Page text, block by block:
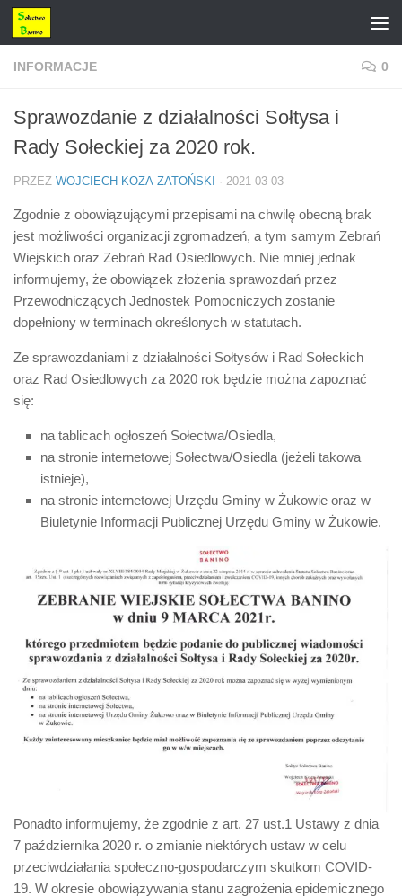
Przejdź do treści
INFORMACJE 0
Sprawozdanie z działalności Sołtysa i
Rady Sołeckiej za 2020 rok.
PRZEZ WOJCIECH KOZA-ZATOŃSKI · 2021-03-03
Zgodnie z obowiązującymi przepisami na chwilę obecną brak
jest możliwości organizacji zgromadzeń, a tym samym Zebrań
Wiejskich oraz Zebrań Rad Osiedlowych. Nie mniej jednak
informujemy, że obowiązek złożenia sprawozdań przez
Przewodniczących Jednostek Pomocniczych zostanie
dopełniony w terminach określonych w statutach.
Ze sprawozdaniami z działalności Sołtysów i Rad Sołeckich
oraz Rad Osiedlowych za 2020 rok będzie można zapoznać
się:
na tablicach ogłoszeń Sołectwa/Osiedla,
na stronie internetowej Sołectwa/Osiedla (jeżeli takowa
istnieje),
na stronie internetowej Urzędu Gminy w Żukowie oraz w
Biuletynie Informacji Publicznej Urzędu Gminy w Żukowie.
Ponadto informujemy, że zgodnie z art. 27 ust.1 Ustawy z dnia
7 października 2020 r. o zmianie niektórych ustaw w celu
przeciwdziałania społeczno-gospodarczym skutkom COVID-
19. W okresie obowiązywania stanu zagrożenia epidemicznego